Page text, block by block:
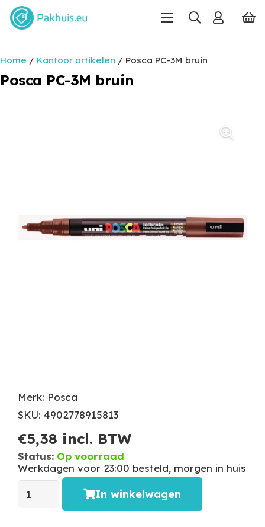
Home / Kantoor artikelen / Posca PC-3M bruin
Posca PC-3M bruin
Merk: Posca
SKU: 4902778915813
€5,38 incl. BTW
Status: Op voorraad
Werkdagen voor 23:00 besteld, morgen in huis
In winkelwagen